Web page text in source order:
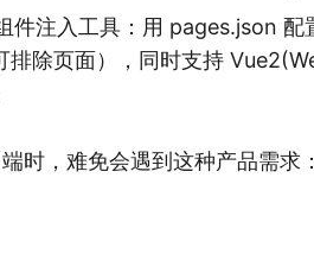
件注入工具：用 pages.json 配
排除页面），同时支持
时，难免会遇到这种产品需求：